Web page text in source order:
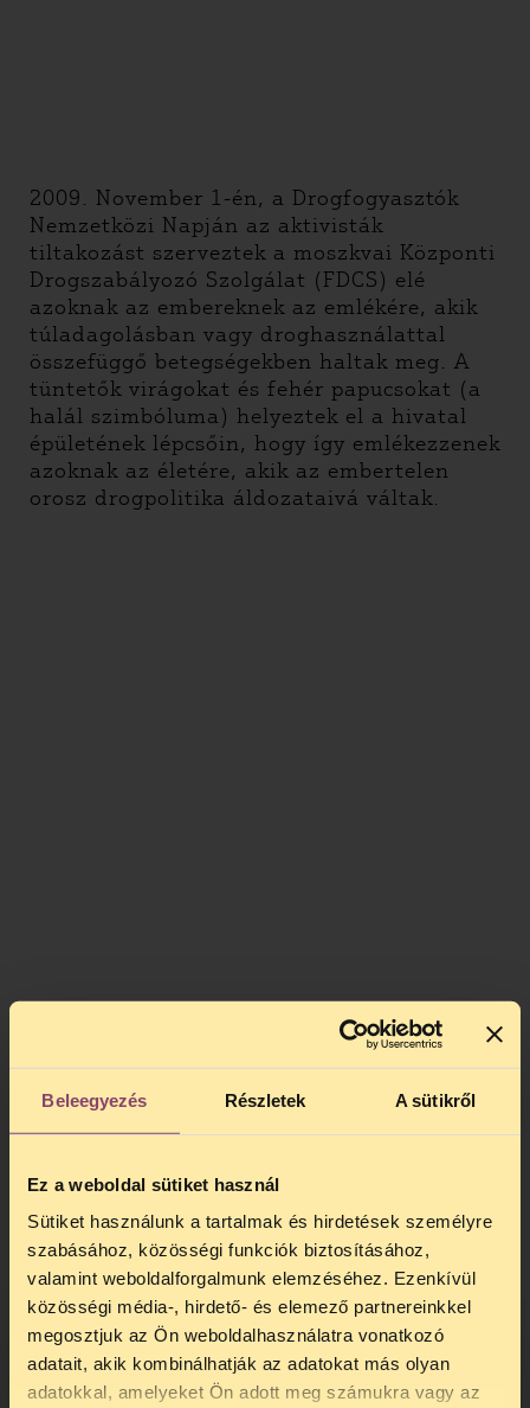
Beleegyezés Részletek A sütikről
Ez a weboldal sütiket használ
Sütiket használunk a tartalmak és hirdetések személyre
szabásához, közösségi funkciók biztosításához,
valamint weboldalforgalmunk elemzéséhez. Ezenkívül
közösségi média-, hirdető- és elemező partnereinkkel
megosztjuk az Ön weboldalhasználatra vonatkozó
adatait, akik kombinálhatják az adatokat más olyan
adatokkal, amelyeket Ön adott meg számukra vagy az
2009. November 1-én, a Drogfogyasztók
Nemzetközi Napján az aktivisták
tiltakozást szerveztek a moszkvai Központi
Drogszabályozó Szolgálat (FDCS) elé
azoknak az embereknek az emlékére, akik
túladagolásban vagy droghasználattal
összefüggő betegségekben haltak meg. A
tüntetők virágokat és fehér papucsokat (a
halál szimbóluma) helyeztek el a hivatal
épületének lépcsőin, hogy így emlékezzenek
azoknak az életére, akik az embertelen
orosz drogpolitika áldozataivá váltak.
Minden évben ezrek halnak meg
és fertőzésekben – sok eset könnyedén
megelőzhető lett volna a tényeken alapuló
Annak ellenére, hogy a tények ezeknek a
programoknak a hatékonyságát
bizonyítják, a drogellenes hivatal háborút
folytat a droghasználókkal – és mint
minden háborúban, az első áldozat az
igazság.
A békés tüntetésnek a rendőrségi brutalitás
vetett véget, öt tüntetőt letartóztattak és